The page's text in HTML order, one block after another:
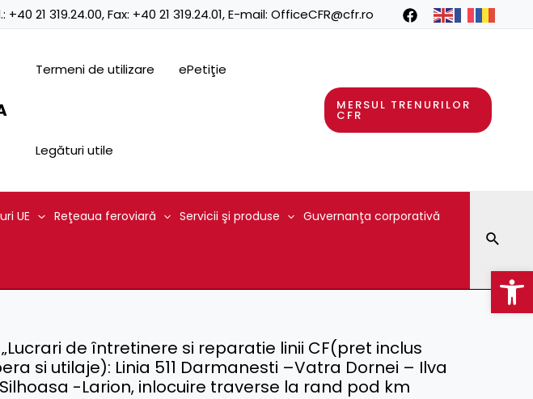
+40 21 319.24.00, Fax: +40 21 319.24.01, E-mail: OfficeCFR@cfr.ro
Termeni de utilizare ePetiţie
Legături utile
MERSUL TRENURILOR
CFR
UE Reţeaua feroviară Servicii şi produse Guvernanţa corporativă
„Lucrari de întretinere si reparatie linii CF(pret inclus
si utilaje): Linia 511 Darmanesti –Vatra Dornei – Ilva
-Larion, inlocuire traverse la rand pod km